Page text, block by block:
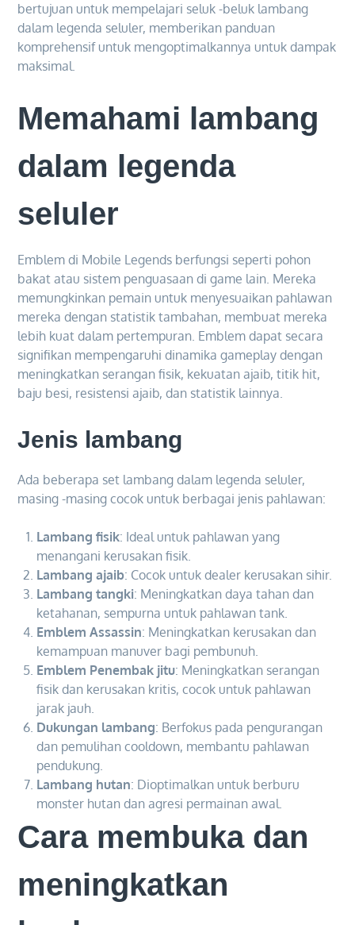
bertujuan untuk mempelajari seluk -beluk lambang
dalam legenda seluler, memberikan panduan
komprehensif untuk mengoptimalkannya untuk dampak
maksimal.
Memahami lambang
dalam legenda
seluler
Emblem di Mobile Legends berfungsi seperti pohon
bakat atau sistem penguasaan di game lain. Mereka
memungkinkan pemain untuk menyesuaikan pahlawan
mereka dengan statistik tambahan, membuat mereka
lebih kuat dalam pertempuran. Emblem dapat secara
signifikan mempengaruhi dinamika gameplay dengan
meningkatkan serangan fisik, kekuatan ajaib, titik hit,
baju besi, resistensi ajaib, dan statistik lainnya.
Jenis lambang
Ada beberapa set lambang dalam legenda seluler,
masing -masing cocok untuk berbagai jenis pahlawan:
Lambang fisik: Ideal untuk pahlawan yang
menangani kerusakan fisik.
Lambang ajaib: Cocok untuk dealer kerusakan sihir.
Lambang tangki: Meningkatkan daya tahan dan
ketahanan, sempurna untuk pahlawan tank.
Emblem Assassin: Meningkatkan kerusakan dan
kemampuan manuver bagi pembunuh.
Emblem Penembak jitu: Meningkatkan serangan
fisik dan kerusakan kritis, cocok untuk pahlawan
jarak jauh.
Dukungan lambang: Berfokus pada pengurangan
dan pemulihan cooldown, membantu pahlawan
pendukung.
Lambang hutan: Dioptimalkan untuk berburu
monster hutan dan agresi permainan awal.
Cara membuka dan
meningkatkan